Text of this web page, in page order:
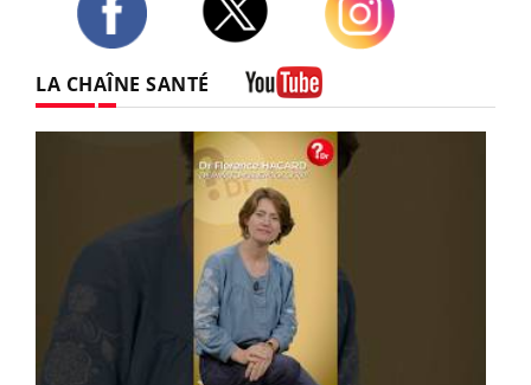
LA CHAÎNE SANTÉ